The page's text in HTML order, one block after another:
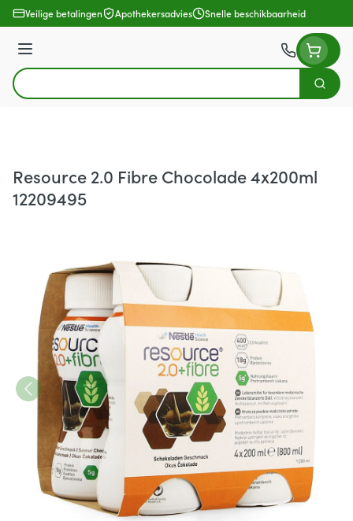
Ga naar de inhoud
Veilige betalingen Apothekersadvies Snelle beschikbaarheid
Menu
Product, merk, categorie...
Zoek
Resource 2.0 Fibre Chocolade 4x200ml
12209495